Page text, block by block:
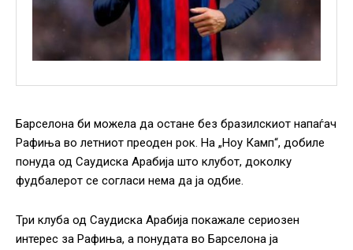
Барселона би можела да остане без бразилскиот напаѓач
Рафиња во летниот преоден рок. На „Ноу Камп“, добиле
понуда од Саудиска Арабија што клубот, доколку
фудбалерот се согласи нема да ја одбие.
Три клуба од Саудиска Арабија покажале сериозен
интерес за Рафиња, а понудата во Барселона ја